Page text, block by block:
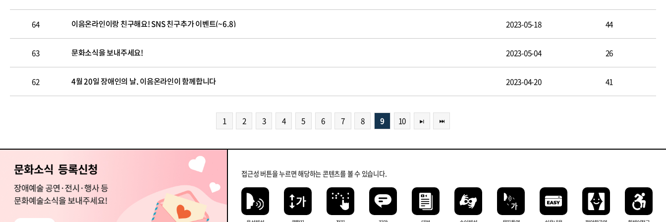
64 이음온라인이랑 친구해요! SNS 친구추가 이벤트(~6.8) 2023-05-18 44
63 문화소식을 보내주세요! 2023-05-04 26
62 4월 20일 장애인의 날, 이음온라인이 함께합니다 2023-04-20 41
1 2 3 4 5 6 7 8 9 10
접근성 버튼을 누르면 해당하는 콘텐츠를 볼 수 있습니다.